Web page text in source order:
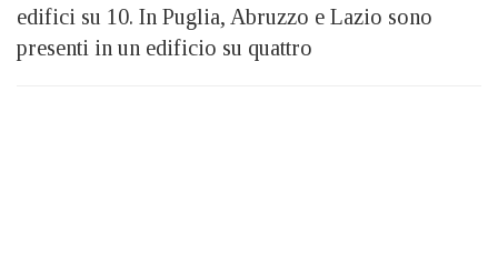
edifici su 10. In Puglia, Abruzzo e Lazio sono
presenti in un edificio su quattro